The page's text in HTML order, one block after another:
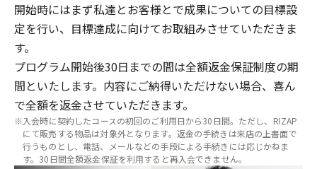
開始時にはまず私達とお客様とで成果についての目標設
定を行い、目標達成に向けてお取組みさせていただきま
す。
プログラム開始後30日までの間は全額返金保証制度の期
間といたします。内容にご納得いただけない場合、喜ん
で全額を返金させていただきます。
※入会時に契約したコースの初回のご利用日から30日間。ただし、RIZAP
にて販売する物品は対象外となります。返金の手続きは来店の上書面で
行うものとし、電話、メールなどの手段による手続きには応じかねま
す。30日間全額返金保証を利用すると再入会できません。